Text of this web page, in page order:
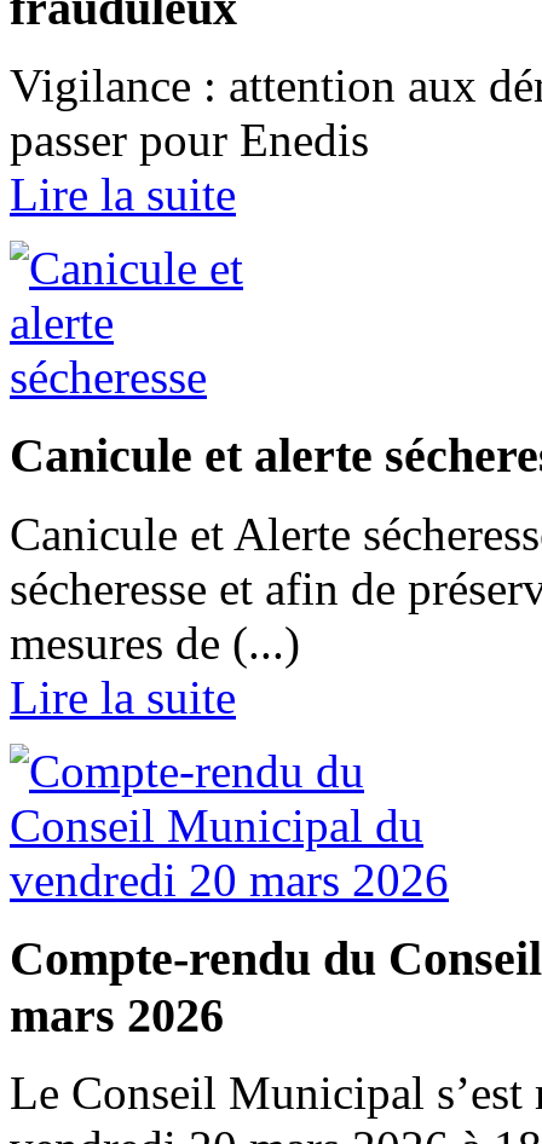
Vigilance : attention aux
passer pour Enedis
Lire la suite
Canicule et alerte
Canicule et Alerte
sécheresse et afin de
mesures de (...)
Lire la suite
Compte-rendu du
mars 2026
Le Conseil Municipal s’est